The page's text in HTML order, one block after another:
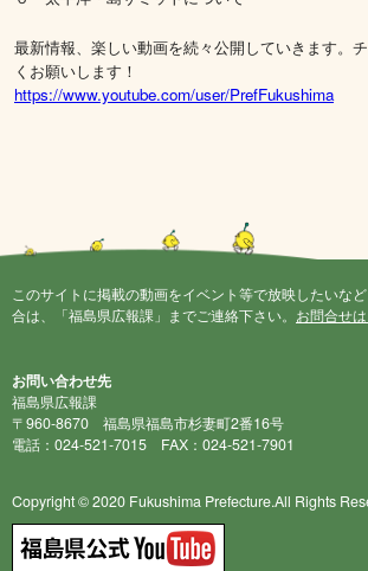
最新情報、楽しい動画を続々公開していきます。
くお願いします！
https://www.youtube.com/user/PrefFukushima
このサイトに掲載の動画をイベント等で放映したいな
合は、「福島県広報課」までご連絡下さい。 お問合せ
お問い合わせ先
福島県広報課
〒960-8670 福島県福島市杉妻町2番16号
電話：024-521-7015 FAX：024-521-7901
Copyright © 2020 Fukushima Prefecture.All Rights